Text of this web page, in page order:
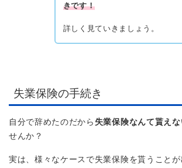
きです！
詳しく見ていきましょう。
失業保険の手続き
自分で辞めたのだから 失業保険なんて貰えな
せんか？
実は、様々なケースで失業保険を貰うことが